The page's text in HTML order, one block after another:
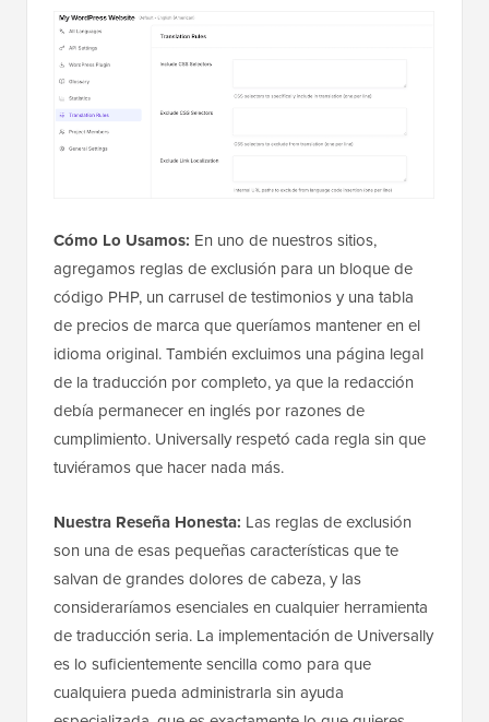
Cómo Lo Usamos: En uno de nuestros sitios,
agregamos reglas de exclusión para un bloque de
código PHP, un carrusel de testimonios y una tabla
de precios de marca que queríamos mantener en el
idioma original. También excluimos una página legal
de la traducción por completo, ya que la redacción
debía permanecer en inglés por razones de
cumplimiento. Universally respetó cada regla sin que
tuviéramos que hacer nada más.
Nuestra Reseña Honesta: Las reglas de exclusión
son una de esas pequeñas características que te
salvan de grandes dolores de cabeza, y las
consideraríamos esenciales en cualquier herramienta
de traducción seria. La implementación de Universally
es lo suficientemente sencilla como para que
cualquiera pueda administrarla sin ayuda